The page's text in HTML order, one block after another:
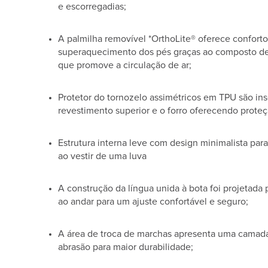
e escorregadias;
A palmilha removível *OrthoLite® oferece
superaquecimento dos pés graças ao composto
que promove a circulação de ar;
Protetor do tornozelo assimétricos em TPU são
revestimento superior e o forro oferecendo
Estrutura interna leve com design minimalista
ao vestir de uma luva
A construção da língua unida à bota foi projetada
ao andar para um ajuste confortável e seguro;
A área de troca de marchas apresenta uma
abrasão para maior durabilidade;